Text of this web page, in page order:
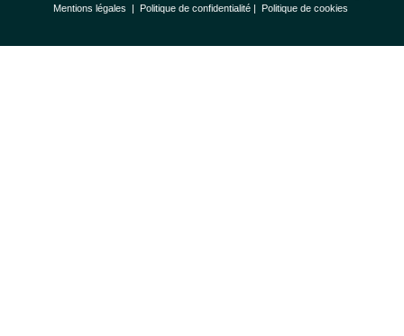
Mentions légales | Politique de confidentialité | Politique de cookies